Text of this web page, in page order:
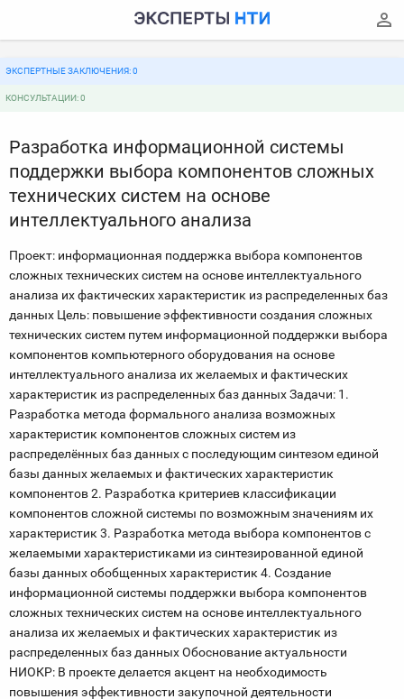
ЭКСПЕРТНЫЕ ЗАКЛЮЧЕНИЯ: 0
КОНСУЛЬТАЦИИ: 0
Разработка информационной системы
поддержки выбора компонентов сложных
технических систем на основе
интеллектуального анализа
Проект: информационная поддержка выбора компонентов
сложных технических систем на основе интеллектуального
анализа их фактических характеристик из распределенных баз
данных Цель: повышение эффективности создания сложных
технических систем путем информационной поддержки выбора
компонентов компьютерного оборудования на основе
интеллектуального анализа их желаемых и фактических
характеристик из распределенных баз данных Задачи: 1.
Разработка метода формального анализа возможных
характеристик компонентов сложных систем из
распределённых баз данных с последующим синтезом единой
базы данных желаемых и фактических характеристик
компонентов 2. Разработка критериев классификации
компонентов сложной системы по возможным значениям их
характеристик 3. Разработка метода выбора компонентов с
желаемыми характеристиками из синтезированной единой
базы данных обобщенных характеристик 4. Создание
информационной системы поддержки выбора компонентов
сложных технических систем на основе интеллектуального
анализа их желаемых и фактических характеристик из
распределенных баз данных Обоснование актуальности
НИОКР: В проекте делается акцент на необходимость
повышения эффективности закупочной деятельности